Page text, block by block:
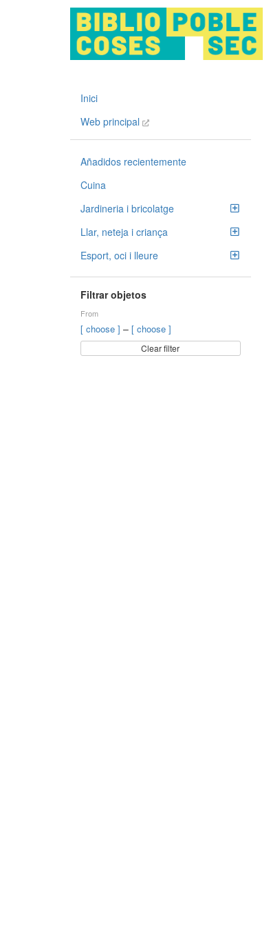
Inici
Web principal
Añadidos recientemente
Cuina
Jardineria i bricolatge
Llar, neteja i criança
Esport, oci i lleure
Filtrar objetos
From
[ choose ] – [ choose ]
Clear filter